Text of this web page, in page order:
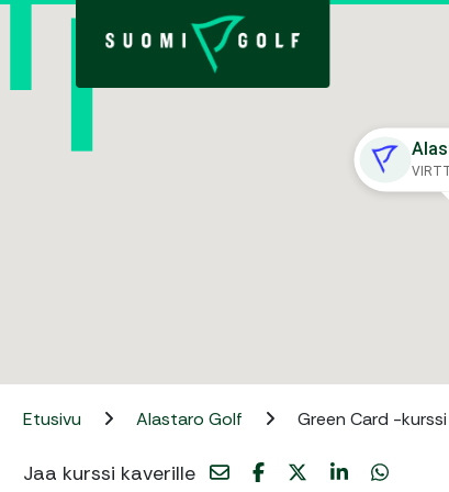
Etusivu Alastaro Golf Green Card -kurssi
Jaa kurssi kaverille